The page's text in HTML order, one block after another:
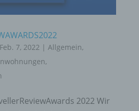
Feb. 7, 2022 | Allgemein,
,
2022 Wir